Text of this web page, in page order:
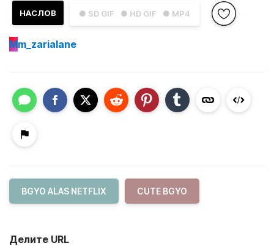
● SD GIF ● HD GIF ● MP4
НАСЛОВ
Mm_zarialane
BGYO ALAS NETFLIX CUTE BGYO
Делите URL